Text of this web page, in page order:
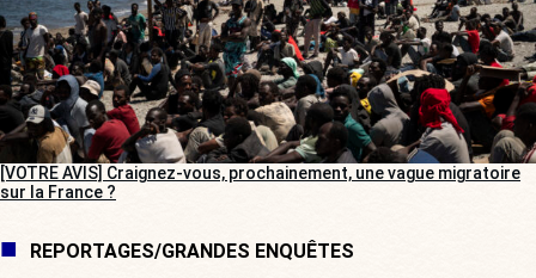
[VOTRE AVIS] Craignez-vous, prochainement, une vague migratoire
sur la France ?
REPORTAGES/GRANDES ENQUÊTES